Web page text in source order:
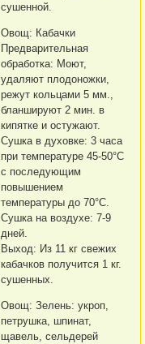
сушенной.
Овощ: Кабачки
Предварительная
обработка: Моют,
удаляют плодоножки,
режут кольцами 5 мм.,
бланшируют 2 мин. в
кипятке и остужают.
Сушка в духовке: 3 часа
при температуре 45-50°C
с последующим
повышением
температуры до 70°C.
Сушка на воздухе: 7-9
дней.
Выход: Из 11 кг свежих
кабачков получится 1 кг.
сушенных.
Овощ: Зелень: укроп,
петрушка, шпинат,
щавель, сельдерей